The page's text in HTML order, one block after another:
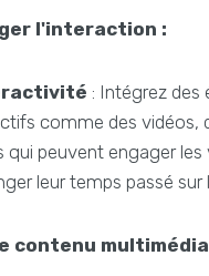
l'interaction :
: Intégrez des
comme des vidéos,
qui peuvent engager les
leur temps passé sur
contenu